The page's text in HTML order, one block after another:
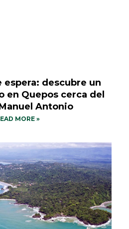
espera: descubre un
en Quepos cerca del
Antonio
MORE »